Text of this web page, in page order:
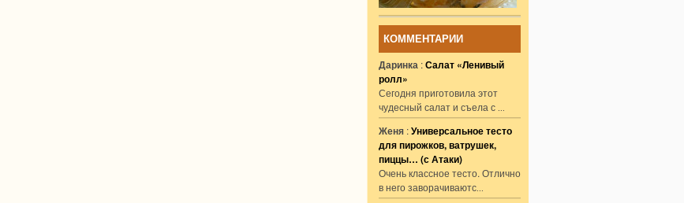
КОММЕНТАРИИ
Даринка :Салат «Ленивый
ролл»
Сегодня приготовила этот
чудесный салат и съела с ...
Женя :Универсальное тесто
для пирожков, ватрушек,
пиццы… (с Атаки)
Очень классное тесто. Отлично
в него заворачиваютс...